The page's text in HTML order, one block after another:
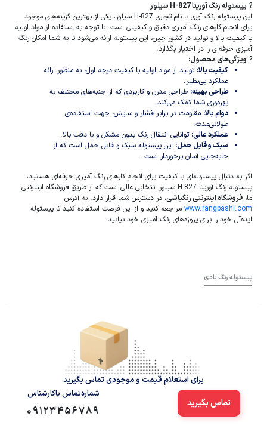
? پیستوله رنگ آوریتا H-827 سیلور
این پیستوله رنگ آوری با نام تجاری H-827 سیلور، یکی از بهترین گزینه‌های موجود
برای انجام کارهای رنگ آمیزی دقیق و کیفیتی است. با توجه به استفاده از مواد اولیه
با کیفیت بالا و تولید در کشور چین، این پیستوله ارائه می‌شود تا به شما امکان رنگ
آمیزی حرفه‌ای را در اختیار بگذارد.
? ویژگی‌های محصول:
کیفیت بالا: تولید از مواد اولیه با کیفیت درجه اول، به منظور ارائه
عملکرد بی‌نظیر.
طراحی بهینه: طراحی مدرن و کاربردی که از جنبه‌های مختلف به
بهره‌وری شما کمک می‌کند.
دوام بالا: مقاومت در برابر فشار و سایش، جهت استفاده‌ی
طولانی‌مدت.
عملکرد عالی: توانایی انتقال رنگ بدون مشکل و با دقت بالا.
سبک و قابل حمل: این پیستوله سبک و قابل حمل است که از
جابه‌جایی آسان برخوردار است.
اگر به دنبال پیستوله‌ای با کیفیت برای انجام کارهای رنگ آمیزی حرفه‌ای هستید،
پیستوله رنگ آوریتا H-827 سیلور انتخابی عالی است که از طریق فروشگاه اینترنتی
ما، فروشگاه اینترنتی رنگپاشی، در دسترس شما قرار دارد. به آدرس
www.rangpashi.com مراجعه کنید و از این فرصت استفاده کنید تا پیستوله
ایده‌آل خود را برای پروژه‌های رنگ آمیزی خود بیابید.
پیستوله رنگ بادی
برای استعلام قیمت و موجودی تماس بگیرید
تماس بگیرید
شماره‌تماس‌ با‌کارشناس
09123456789